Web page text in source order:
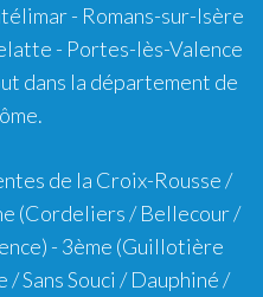
- Romans-sur-Isère
- Portes-lès-Valence
dans la département de
de la Croix-Rousse /
(Cordeliers / Bellecour /
- 3ème (Guillotière
Sans Souci / Dauphiné /